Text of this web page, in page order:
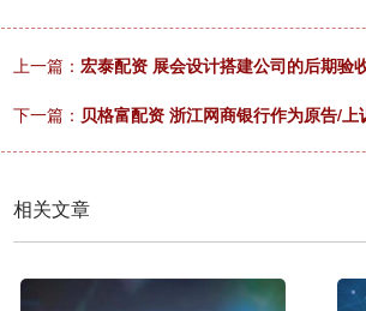
上一篇： 宏泰配资 展会设计搭建公司的后期验
下一篇： 贝格富配资 浙江网商银行作为原告/
相关文章